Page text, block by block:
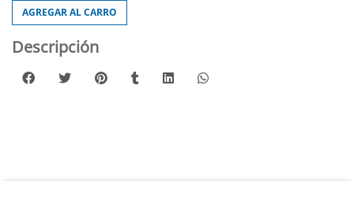
AGREGAR AL CARRO
Descripción